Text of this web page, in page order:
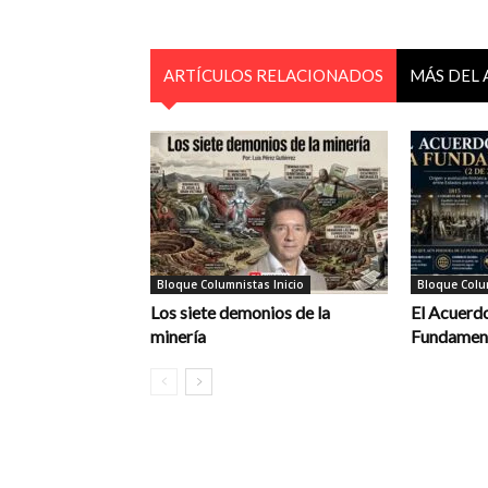
ARTÍCULOS RELACIONADOS MÁS DEL
Bloque Columnistas Inicio
Los siete demonios de la
minería
Bloque
El